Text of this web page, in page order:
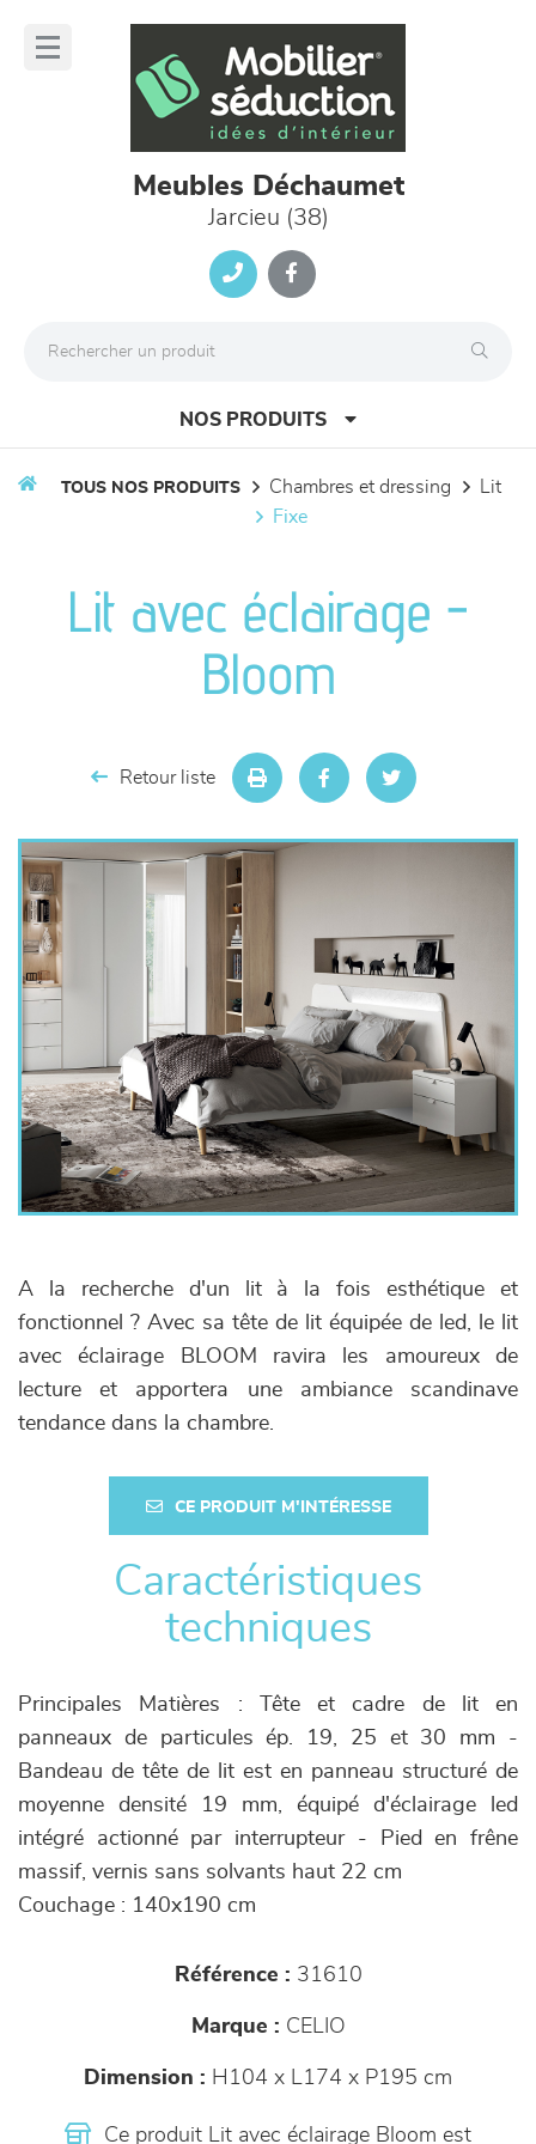
Meubles Déchaumet
Jarcieu (38)
NOS PRODUITS
séjours
meubles de complément
décoration
TOUS NOS PRODUITS chambres et dressing
lit
fixe
Lit avec éclairage -
Bloom
Retour liste
A la recherche d'un lit à la fois esthétique et
fonctionnel ? Avec sa tête de lit équipée de led, le lit
avec éclairage BLOOM ravira les amoureux de
lecture et apportera une ambiance scandinave
tendance dans la chambre.
CE PRODUIT M'INTÉRESSE
Caractéristiques
techniques
Principales Matières : Tête et cadre de lit en
panneaux de particules ép. 19, 25 et 30 mm -
Bandeau de tête de lit est en panneau structuré de
moyenne densité 19 mm, équipé d'éclairage led
intégré actionné par interrupteur - Pied en frêne
massif, vernis sans solvants haut 22 cm
Couchage : 140x190 cm
Référence : 31610
Marque : CELIO
Dimension : H104 x L174 x P195 cm
Ce produit Lit avec éclairage Bloom est